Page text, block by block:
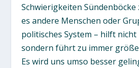
Schwierigkeiten Sündenböcke
es andere Menschen oder
politisches System – hilft
sondern führt zu immer
Es wird uns umso besser